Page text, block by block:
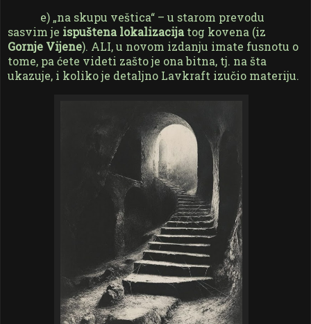
e) „na skupu veštica“ – u starom prevodu
sasvim je ispuštena lokalizacijatog kovena (iz
Gornje Vijene). ALI, u novom izdanju imate fusnotu o
tome, pa ćete videti zašto je ona bitna, tj. na šta
ukazuje, i koliko je detaljno Lavkraft izučio materiju.